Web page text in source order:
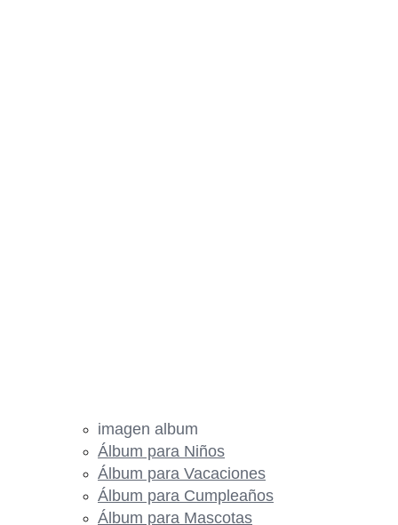
imagen album
Álbum para Niños
Álbum para Vacaciones
Álbum para Cumpleaños
Álbum para Mascotas